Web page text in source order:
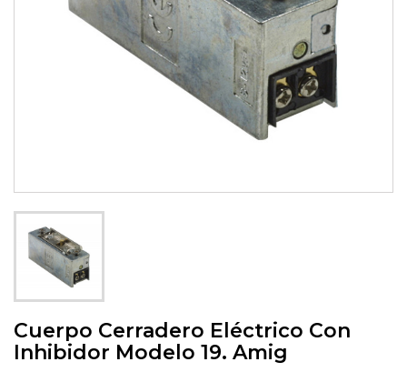
Cuerpo Cerradero Eléctrico Con
Inhibidor Modelo 19. Amig